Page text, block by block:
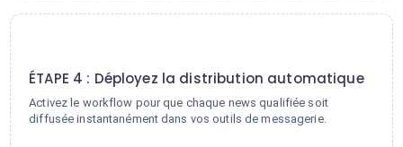
ÉTAPE 4 : Déployez la distribution automatique
Activez le workflow pour que chaque news qualifiée soit
diffusée instantanément dans vos outils de messagerie.